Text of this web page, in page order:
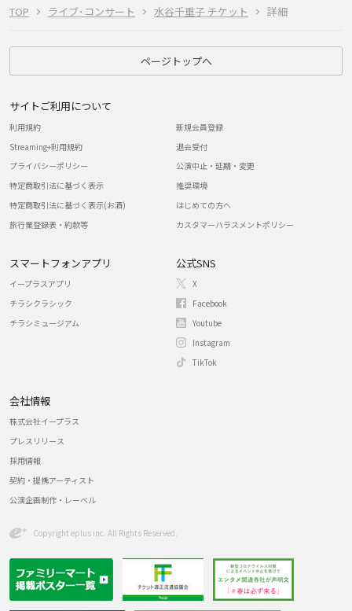
TOP ライブ･コンサート 水谷千重子 チケット 詳細
ページトップへ
サイトご利用について
利用規約
Streaming+利用規約
プライバシーポリシー
特定商取引法に基づく表示
特定商取引法に基づく表示(お酒)
旅行業登録表・約款等
新規会員登録
退会受付
公演中止・延期・変更
推奨環境
はじめての方へ
カスタマーハラスメントポリシー
スマートフォンアプリ
イープラスアプリ
チラシクラシック
チラシミュージアム
公式SNS
X
Facebook
Youtube
Instagram
TikTok
会社情報
株式会社イープラス
プレスリリース
採用情報
契約・提携アーティスト
公演企画制作・レーベル
Copyright eplus inc. All Rights Reserved.